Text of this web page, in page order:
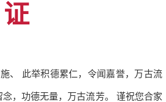
、 此举积德累仁，令闻嘉誉，万古流
，功德无量，万古流芳。 谨祝您合家